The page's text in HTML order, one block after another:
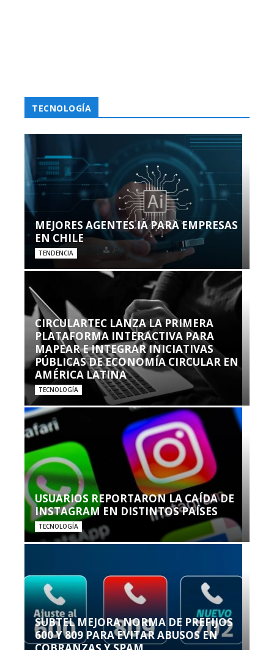
TECNOLOGÍA
MEJORES AGENTES IA PARA EMPRESAS
EN CHILE
TENDENCIA
CIRCULARTEC LANZA LA PRIMERA
PLATAFORMA INTERACTIVA PARA
MAPEAR E INTEGRAR INICIATIVAS
PÚBLICAS DE ECONOMÍA CIRCULAR EN
AMÉRICA LATINA
TECNOLOGÍA
USUARIOS REPORTARON LA CAÍDA DE
INSTAGRAM EN DISTINTOS PAÍSES
TECNOLOGÍA
SUBTEL MEJORA NORMA DE PREFIJOS
600 Y 809 PARA EVITAR ABUSOS EN